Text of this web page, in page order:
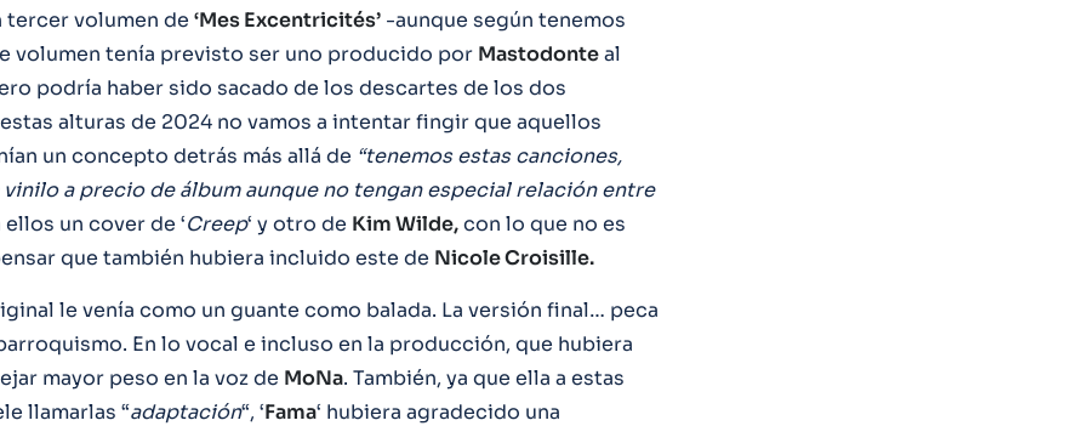
tercer volumen de ‘Mes Excentricités’ -aunque según tenemos
volumen tenía previsto ser uno producido por Mastodonteal
podría haber sido sacado de los descartes de los dos
alturas de 2024 no vamos a intentar fingir que aquellos
un concepto detrás más allá de “tenemos estas canciones,
vinilo a precio de álbum aunque no tengan especial relación entre
ellos un cover de ‘Creep‘ y otro de Kim Wilde,con lo que no es
que también hubiera incluido este de Nicole Croisille.
le venía como un guante como balada. La versión final… peca
En lo vocal e incluso en la producción, que hubiera
mayor peso en la voz de MoNa. También, ya que ella a estas
llamarlas “adaptación“, ‘Fama‘ hubiera agradecido una